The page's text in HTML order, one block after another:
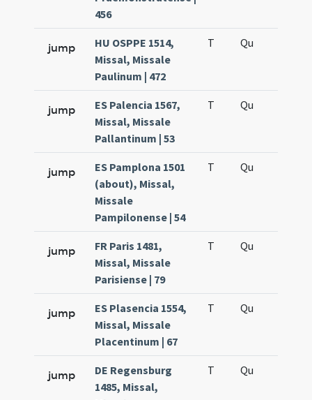
456
jump
HU OSPPE 1514,
Missal, Missale
Paulinum | 472
T Qu
jump
ES Palencia 1567,
Missal, Missale
Pallantinum | 53
T Qu
jump
ES Pamplona 1501
(about), Missal,
Missale
Pampilonense | 54
T Qu
jump
FR Paris 1481,
Missal, Missale
Parisiense | 79
T Qu
jump
ES Plasencia 1554,
Missal, Missale
Placentinum | 67
T Qu
jump
DE Regensburg
1485, Missal,
T Qu